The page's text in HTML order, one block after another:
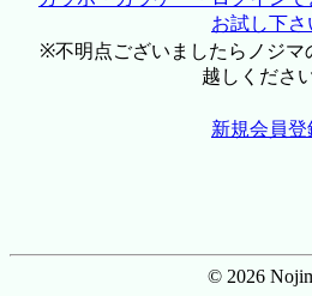
お試し下さ
※不明点ございましたらノジマ
越しください
新規会員登
© 2026